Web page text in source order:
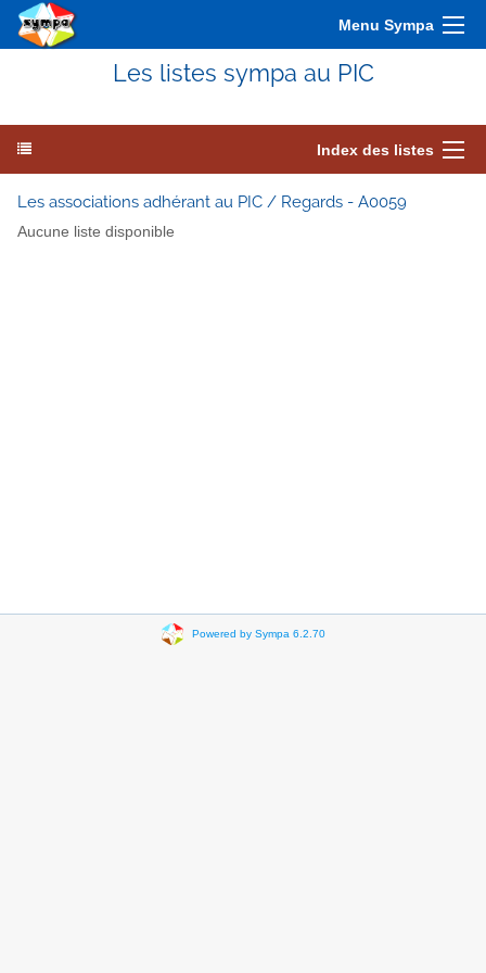
Menu Sympa
Les listes sympa au PIC
Index des listes
Les associations adhérant au PIC / Regards - A0059
Aucune liste disponible
Powered by Sympa 6.2.70